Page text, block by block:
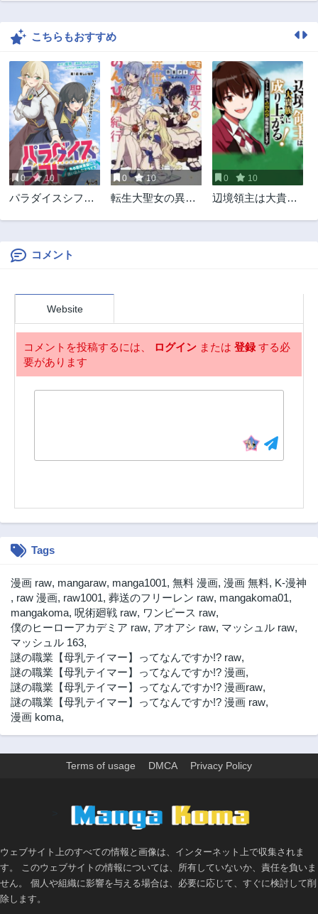
こちらもおすすめ
0 10
パラダイスシフト
す～
0 10
転生大聖女の異世
Isekai Nonbiri
0 10
辺境領主は大貴族
領地経営します
コメント
Website
コメントを投稿するには、 ログイン または 登録する必
要があります
Tags
漫画 raw, mangaraw, manga1001, 無料 漫画, 漫画 無料, K-漫神
, raw 漫画, raw1001, 葬送のフリーレン raw, mangakoma01,
mangakoma, 呪術廻戦 raw, ワンピース raw,
僕のヒーローアカデミア raw, アオアシ raw, マッシュル raw,
マッシュル 163,
謎の職業【母乳テイマー】ってなんですか!? raw,
謎の職業【母乳テイマー】ってなんですか!? 漫画,
謎の職業【母乳テイマー】ってなんですか!? 漫画raw,
謎の職業【母乳テイマー】ってなんですか!? 漫画 raw,
漫画 koma,
Terms of usage DMCA Privacy Policy
ウェブサイト上のすべての情報と画像は、インターネット上で収集されま
す。 このウェブサイトの情報については、所有していないか、責任を負いま
せん。 個人や組織に影響を与える場合は、必要に応じて、すぐに検討して削
除します。